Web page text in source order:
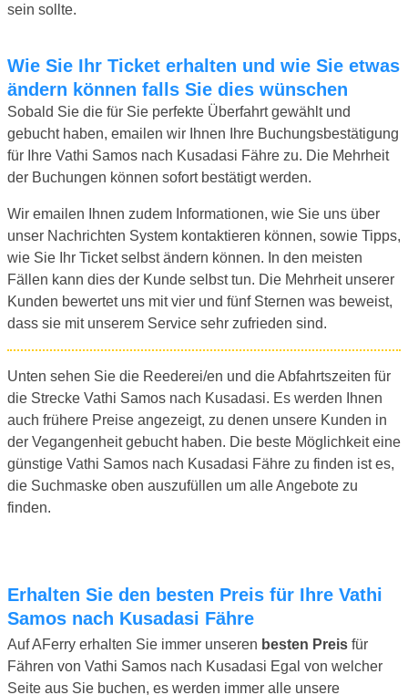
sein sollte.
Wie Sie Ihr Ticket erhalten und wie Sie etwas
ändern können falls Sie dies wünschen
Sobald Sie die für Sie perfekte Überfahrt gewählt und
gebucht haben, emailen wir Ihnen Ihre Buchungsbestätigung
für Ihre Vathi Samos nach Kusadasi Fähre zu. Die Mehrheit
der Buchungen können sofort bestätigt werden.
Wir emailen Ihnen zudem Informationen, wie Sie uns über
unser Nachrichten System kontaktieren können, sowie Tipps,
wie Sie Ihr Ticket selbst ändern können. In den meisten
Fällen kann dies der Kunde selbst tun. Die Mehrheit unserer
Kunden bewertet uns mit vier und fünf Sternen was beweist,
dass sie mit unserem Service sehr zufrieden sind.
Unten sehen Sie die Reederei/en und die Abfahrtszeiten für
die Strecke Vathi Samos nach Kusadasi. Es werden Ihnen
auch frühere Preise angezeigt, zu denen unsere Kunden in
der Vegangenheit gebucht haben. Die beste Möglichkeit eine
günstige Vathi Samos nach Kusadasi Fähre zu finden ist es,
die Suchmaske oben auszufüllen um alle Angebote zu
finden.
Erhalten Sie den besten Preis für Ihre Vathi
Samos nach Kusadasi Fähre
Auf AFerry erhalten Sie immer unseren besten Preis für
Fähren von Vathi Samos nach Kusadasi Egal von welcher
Seite aus Sie buchen, es werden immer alle unsere